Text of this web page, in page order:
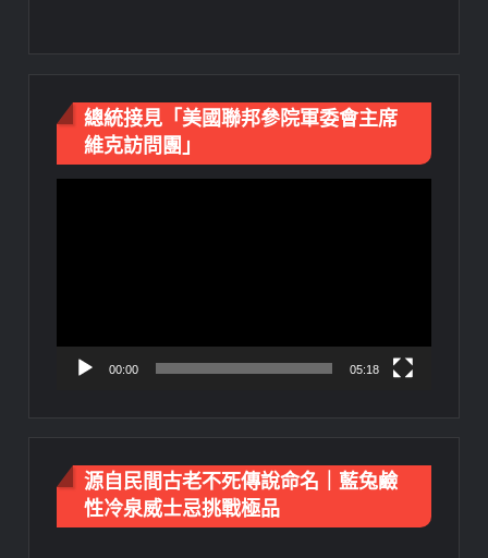
總統接見「美國聯邦參院軍委會主席
維克訪問團」
00:00 05:18
源自民間古老不死傳說命名｜藍兔鹼
性冷泉威士忌挑戰極品